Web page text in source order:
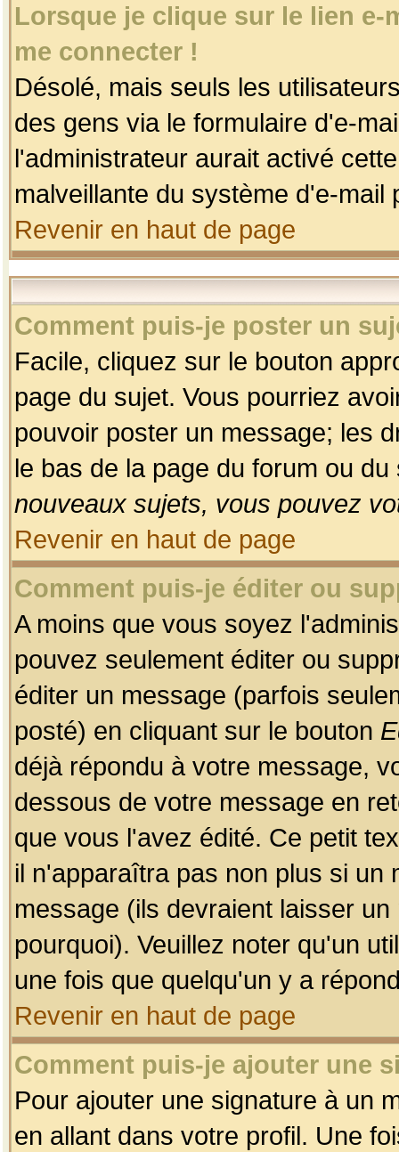
Lorsque je clique sur le lien
me connecter !
Désolé, mais seuls les
des gens via le formulaire d'e-
l'administrateur aurait activé
malveillante du système d'e-
Revenir en haut de page
Comment puis-je poster un
Facile, cliquez sur le bouton
page du sujet. Vous pourriez
pouvoir poster un message; les
le bas de la page du forum ou
nouveaux sujets, vous pouvez
Revenir en haut de page
Comment puis-je éditer ou
A moins que vous soyez
pouvez seulement éditer ou
éditer un message (parfois
posté) en cliquant sur le bouton
déjà répondu à votre message,
dessous de votre message en
que vous l'avez édité. Ce petit
il n'apparaîtra pas non plus si un
message (ils devraient laisser
pourquoi). Veuillez noter qu'un
une fois que quelqu'un y a
Revenir en haut de page
Comment puis-je ajouter une
Pour ajouter une signature à un
en allant dans votre profil. Une